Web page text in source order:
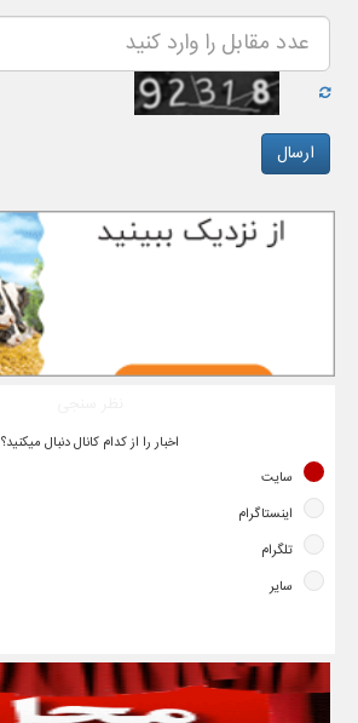
اخبار را از کدام کانال دنبال میکنید؟
سایت
اینستاگرام
تلگرام
سایر